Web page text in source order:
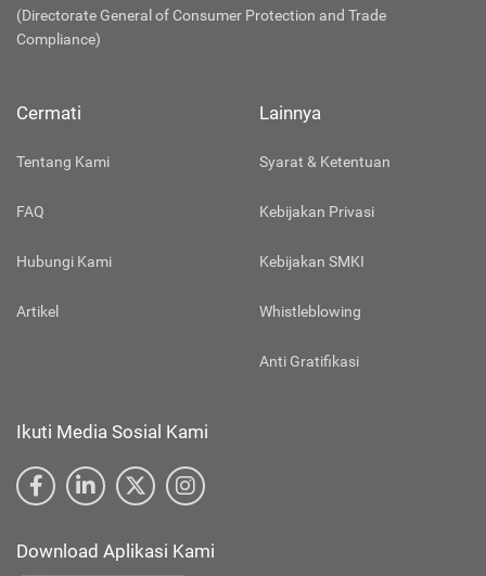
(Directorate General of Consumer Protection and Trade
Compliance)
Cermati
Tentang Kami
FAQ
Hubungi Kami
Artikel
Lainnya
Syarat & Ketentuan
Kebijakan Privasi
Kebijakan SMKI
Whistleblowing
Anti Gratifikasi
Ikuti Media Sosial Kami
Download Aplikasi Kami